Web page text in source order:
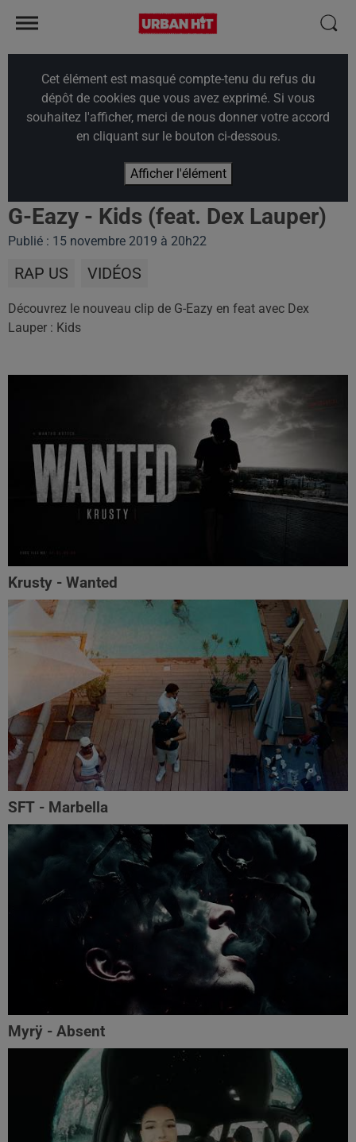
Cet élément est masqué compte-tenu du refus du
dépôt de cookies que vous avez exprimé. Si vous
souhaitez l'afficher, merci de nous donner votre accord
en cliquant sur le bouton ci-dessous.
Afficher l'élément
G-Eazy - Kids (feat. Dex Lauper)
Publié : 15 novembre 2019 à 20h22
RAP US VIDÉOS
Découvrez le nouveau clip de G-Eazy en feat avec Dex
Lauper : Kids
Krusty - Wanted
SFT - Marbella
Myrÿ - Absent